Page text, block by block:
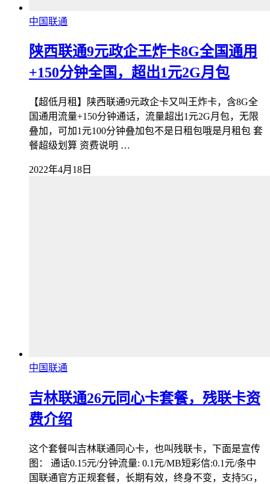
中国联通
陕西联通9元政企王炸卡8G全国通用
+150分钟全国，超出1元2G月包
【超低月租】陕西联通9元政企卡又叫王炸卡，含8G全
国通用流量+150分钟通话，流量超出1元2G月包，无限
叠加，可加1元100分钟叠加包不是日租包哦是月租包 套
餐超级划算 资费说明 …
2022年4月18日
中国联通
吉林联通26元同心卡套餐，残联卡资
费介绍
这个套餐叫吉林联通同心卡，也叫残联卡，下面是宣传
图： 通话0.15元/分钟流量: 0.1元/MB短彩信:0.1元/条中
国联通官方正规套餐，长期有效，终身不变，支持5G，